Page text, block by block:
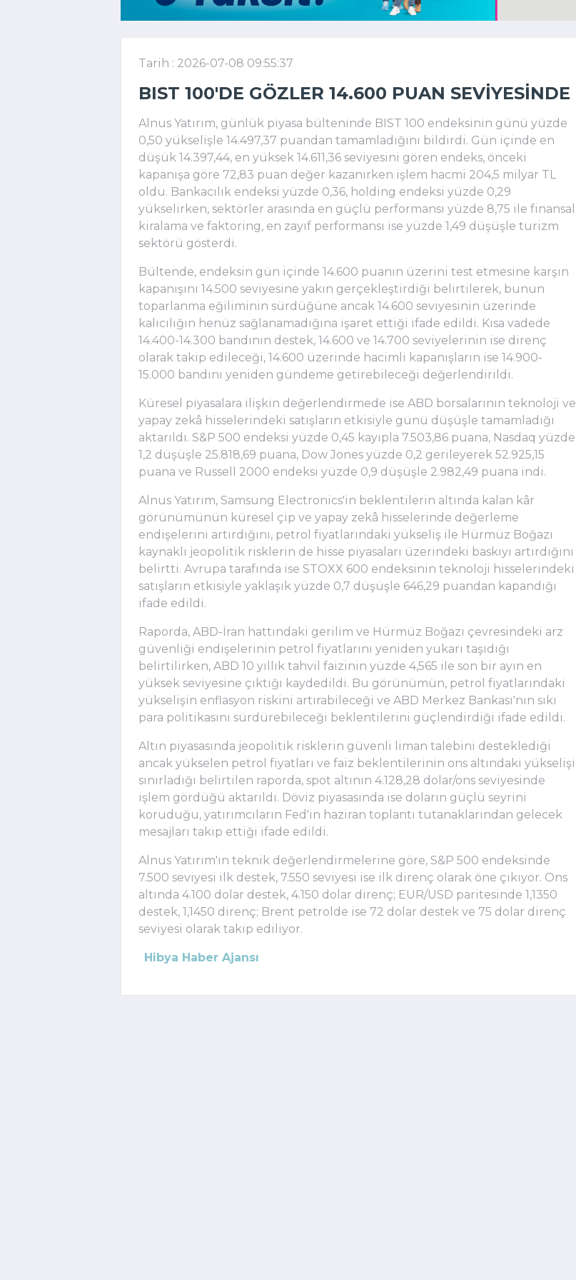
Tarih : 2026-07-08 09:55:37
BIST 100'DE GÖZLER 14.600 PUAN SEVIYESINDE
Alnus Yatırım, günlük piyasa bülteninde BIST 100 endeksinin günü yüzde
0,50 yükselişle 14.497,37 puandan tamamladığını bildirdi. Gün içinde en
düşük 14.397,44, en yüksek 14.611,36 seviyesini gören endeks, önceki
kapanışa göre 72,83 puan değer kazanırken işlem hacmi 204,5 milyar TL
oldu. Bankacılık endeksi yüzde 0,36, holding endeksi yüzde 0,29
yükselirken, sektörler arasında en güçlü performansı yüzde 8,75 ile finansal
kiralama ve faktoring, en zayıf performansı ise yüzde 1,49 düşüşle turizm
sektörü gösterdi.
Bültende, endeksin gün içinde 14.600 puanın üzerini test etmesine karşın
kapanışını 14.500 seviyesine yakın gerçekleştirdiği belirtilerek, bunun
toparlanma eğiliminin sürdüğüne ancak 14.600 seviyesinin üzerinde
kalıcılığın henüz sağlanamadığına işaret ettiği ifade edildi. Kısa vadede
14.400-14.300 bandının destek, 14.600 ve 14.700 seviyelerinin ise direnç
olarak takip edileceği, 14.600 üzerinde hacimli kapanışların ise 14.900-
15.000 bandını yeniden gündeme getirebileceği değerlendirildi.
Küresel piyasalara ilişkin değerlendirmede ise ABD borsalarının teknoloji ve
yapay zekâ hisselerindeki satışların etkisiyle günü düşüşle tamamladığı
aktarıldı. S&P 500 endeksi yüzde 0,45 kayıpla 7.503,86 puana, Nasdaq yüzde
1,2 düşüşle 25.818,69 puana, Dow Jones yüzde 0,2 gerileyerek 52.925,15
puana ve Russell 2000 endeksi yüzde 0,9 düşüşle 2.982,49 puana indi.
Alnus Yatırım, Samsung Electronics'in beklentilerin altında kalan kâr
görünümünün küresel çip ve yapay zekâ hisselerinde değerleme
endişelerini artırdığını, petrol fiyatlarındaki yükseliş ile Hürmüz Boğazı
kaynaklı jeopolitik risklerin de hisse piyasaları üzerindeki baskıyı artırdığını
belirtti. Avrupa tarafında ise STOXX 600 endeksinin teknoloji hisselerindeki
satışların etkisiyle yaklaşık yüzde 0,7 düşüşle 646,29 puandan kapandığı
ifade edildi.
Raporda, ABD-İran hattındaki gerilim ve Hürmüz Boğazı çevresindeki arz
güvenliği endişelerinin petrol fiyatlarını yeniden yukarı taşıdığı
belirtilirken, ABD 10 yıllık tahvil faizinin yüzde 4,565 ile son bir ayın en
yüksek seviyesine çıktığı kaydedildi. Bu görünümün, petrol fiyatlarındaki
yükselişin enflasyon riskini artırabileceği ve ABD Merkez Bankası'nın sıkı
para politikasını sürdürebileceği beklentilerini güçlendirdiği ifade edildi.
Altın piyasasında jeopolitik risklerin güvenli liman talebini desteklediği
ancak yükselen petrol fiyatları ve faiz beklentilerinin ons altındaki yükselişi
sınırladığı belirtilen raporda, spot altının 4.128,28 dolar/ons seviyesinde
işlem gördüğü aktarıldı. Döviz piyasasında ise doların güçlü seyrini
koruduğu, yatırımcıların Fed'in haziran toplantı tutanaklarından gelecek
mesajları takip ettiği ifade edildi.
Alnus Yatırım'ın teknik değerlendirmelerine göre, S&P 500 endeksinde
7.500 seviyesi ilk destek, 7.550 seviyesi ise ilk direnç olarak öne çıkıyor. Ons
altında 4.100 dolar destek, 4.150 dolar direnç; EUR/USD paritesinde 1,1350
destek, 1,1450 direnç; Brent petrolde ise 72 dolar destek ve 75 dolar direnç
seviyesi olarak takip ediliyor.
Hibya Haber Ajansı